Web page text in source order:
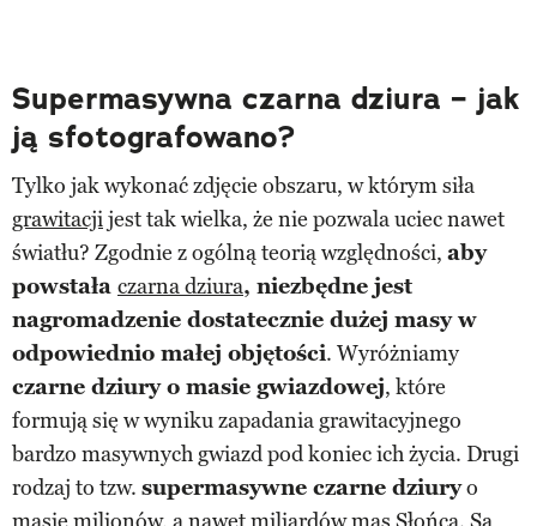
Supermasywna czarna dziura – jak
ją sfotografowano?
Tylko jak wykonać zdjęcie obszaru, w którym siła
grawitacjijest tak wielka, że nie pozwala uciec nawet
światłu? Zgodnie z ogólną teorią względności, aby
powstała czarna dziura, niezbędne jest
nagromadzenie dostatecznie dużej masy w
odpowiednio małej objętości. Wyróżniamy
czarne dziury o masie gwiazdowej, które
formują się w wyniku zapadania grawitacyjnego
bardzo masywnych gwiazd pod koniec ich życia. Drugi
rodzaj to tzw. supermasywne czarne dziuryo